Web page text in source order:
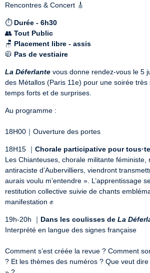
Rencontres & Concert 🎸
⏱️ Durée - 6h30
👥 Tout Public
🪑 Placement libre - assis
🧥 Pas de vestiaire
La Déferlante vous donne rendez-vous le 5
des Métallos (Paris 11e) pour une soirée très
temps forts et de surprises.
Au programme :
18H00｜Ouverture des portes
18H15 ｜ Chorale participative pour
Les Chianteuses, chorale militante féministe,
antiraciste d’Aubervilliers, viendront
aurais voulu m’entendre ». L’apprentissage
restitution collective suivie de chants
manifestation ✊
19h-20h ｜ Dans les coulisses de La
Interprété en langue des signes française
Comment s’est créée la revue ? Comment
? Et les thèmes des numéros ? Que veut